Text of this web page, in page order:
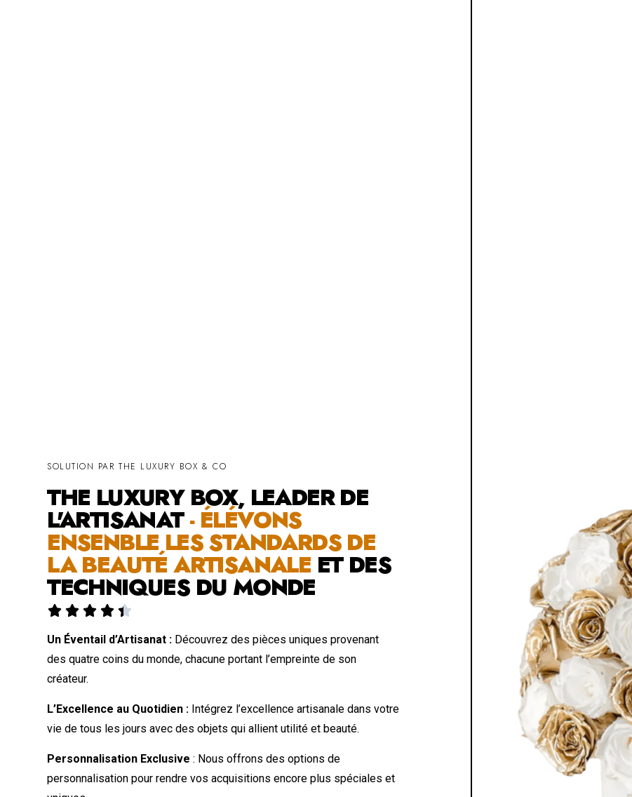
SOLUTION PAR THE LUXURY BOX & CO
THE LUXURY BOX, LEADER DE
L'ARTISANAT- ÉLÉVONS
ENSENBLE LES STANDARDS DE
LA BEAUTÉ ARTISANALE ET DES
TECHNIQUES DU MONDE
    
Un Éventail d’Artisanat : Découvrez des pièces uniques provenant
des quatre coins du monde, chacune portant l’empreinte de son
créateur.
L’Excellence au Quotidien : Intégrez l’excellence artisanale dans votre
vie de tous les jours avec des objets qui allient utilité et beauté.
Personnalisation Exclusive : Nous offrons des options de
personnalisation pour rendre vos acquisitions encore plus spéciales et